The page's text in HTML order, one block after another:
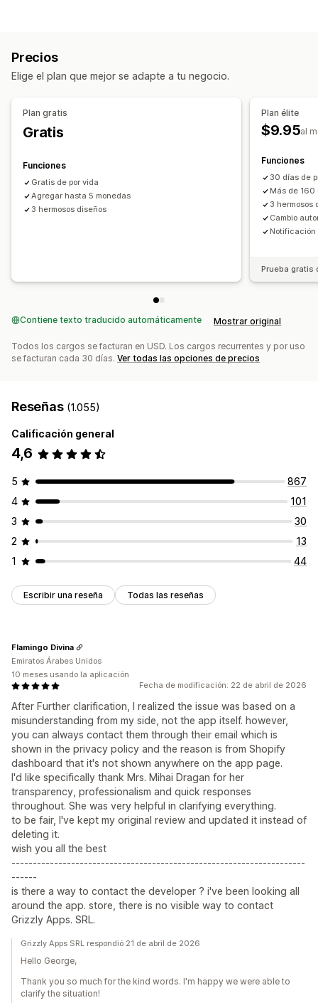
Múltiples monedas
Diseño de cambio Redondeo de precios
Precios
Elige el plan que mejor se adapte a tu negocio.
Plan gratis
Gratis
Funciones
Gratis de por vida
Agregar hasta 5 monedas
3 hermosos diseños
Plan élite
$9.95al
Funciones
30 días de
Más de 160
3 hermosos
Cambio
Notificación
Prueba gratis
Contiene texto traducido automáticamente Mostrar original
Todos los cargos se facturan en USD. Los cargos recurrentes y por uso
se facturan cada 30 días. Ver todas las opciones de precios
Reseñas (1.055)
Calificación general
4,6
5
867
4
101
3
30
2
13
1
44
Escribir una reseña Todas las reseñas
Fecha de modificación: 22 de abril de 2026
After Further clarification, I realized the issue was based on a
misunderstanding from my side, not the app itself. however,
you can always contact them through their email which is
shown in the privacy policy and the reason is from Shopify
dashboard that it's not shown anywhere on the app page.
I'd like specifically thank Mrs. Mihai Dragan for her
transparency, professionalism and quick responses
throughout. She was very helpful in clarifying everything.
to be fair, I've kept my original review and updated it instead of
deleting it.
wish you all the best
---------------------------------------------------------------------
------
is there a way to contact the developer ? i've been looking all
around the app. store, there is no visible way to contact
Grizzly Apps. SRL.
Flamingo Divina
Emiratos Árabes Unidos
10 meses usando la aplicación
Grizzly Apps SRL respondió 21 de abril de 2026
Hello George,
Thank you so much for the kind words. I'm happy we were able to
clarify the situation!